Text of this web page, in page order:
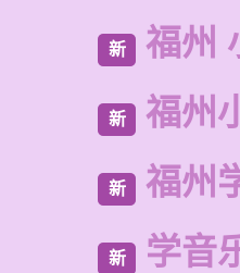
新 福州
新 福州
新 福州
新 学音